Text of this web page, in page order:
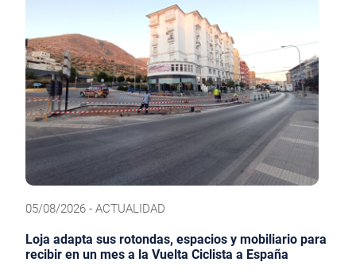
05/08/2026 - ACTUALIDAD
Loja adapta sus rotondas, espacios y mobiliario para
recibir en un mes a la Vuelta Ciclista a España